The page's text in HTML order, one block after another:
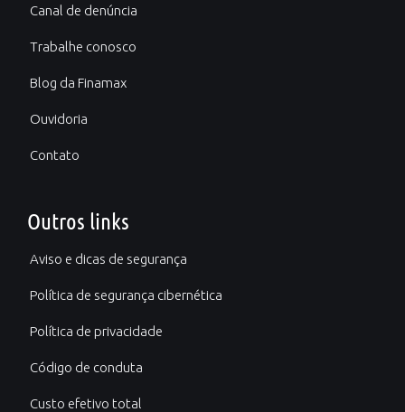
Canal de denúncia
Trabalhe conosco
Blog da Finamax
Ouvidoria
Contato
Outros links
Aviso e dicas de segurança
Política de segurança cibernética
Política de privacidade
Código de conduta
Custo efetivo total